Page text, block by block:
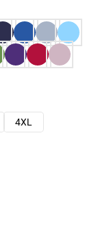
4XL